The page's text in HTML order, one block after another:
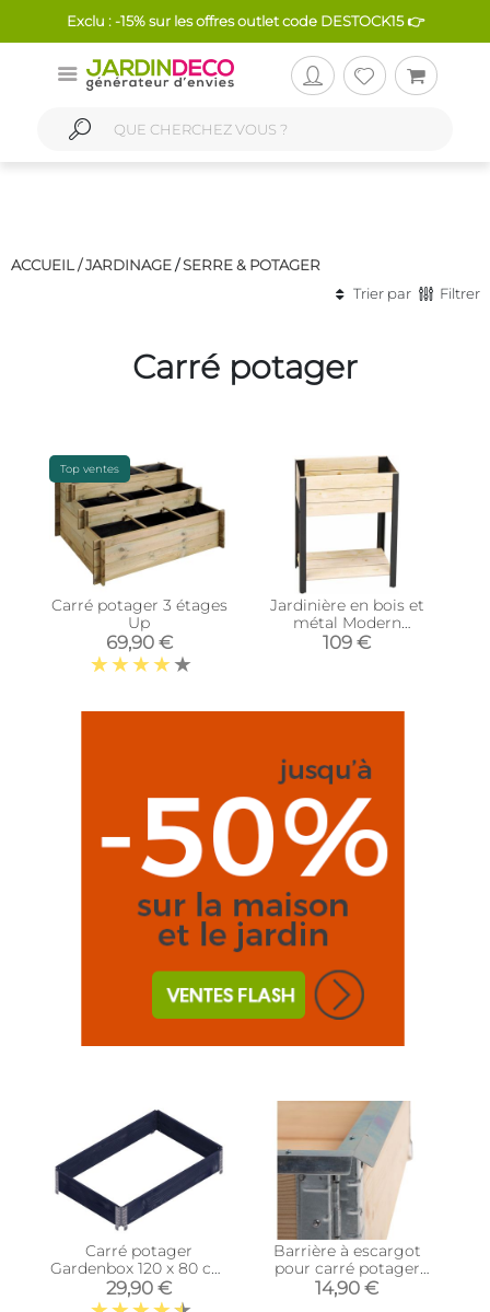
Exclu : -15% sur les offres outlet code DESTOCK15 👉
ACCUEIL /JARDINAGE/SERRE & POTAGER
Trier par
Filtrer
Carré potager
Top ventes
Carré potager 3 étages
Up
69,90 €
Jardinière en bois et
métal Modern
(Surélevé)
109 €
Carré potager
Gardenbox 120 x 80 cm
(Noir)
29,90 €
Barrière à escargot
pour carré potager
Gardenbox
14,90 €